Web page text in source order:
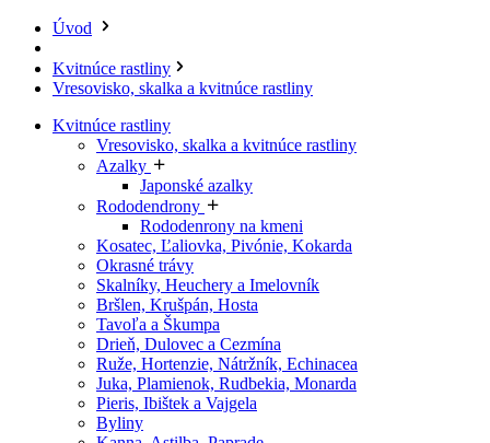
Úvod
Kvitnúce rastliny
Vresovisko, skalka a kvitnúce rastliny
Kvitnúce rastliny
Vresovisko, skalka a kvitnúce rastliny
Azalky
Japonské azalky
Rododendrony
Rododenrony na kmeni
Kosatec, Ľaliovka, Pivónie, Kokarda
Okrasné trávy
Skalníky, Heuchery a Imelovník
Bršlen, Krušpán, Hosta
Tavoľa a Škumpa
Drieň, Dulovec a Cezmína
Ruže, Hortenzie, Nátržník, Echinacea
Juka, Plamienok, Rudbekia, Monarda
Pieris, Ibištek a Vajgela
Byliny